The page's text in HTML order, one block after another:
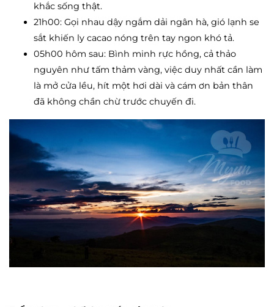
khắc sống thật.
21h00: Gọi nhau dậy ngắm dải ngân hà, gió lạnh se
sắt khiến ly cacao nóng trên tay ngon khó tả.
05h00 hôm sau: Bình minh rực hồng, cả thảo
nguyên như tấm thảm vàng, việc duy nhất cần làm
là mở cửa lều, hít một hơi dài và cám ơn bản thân
đã không chần chừ trước chuyến đi.